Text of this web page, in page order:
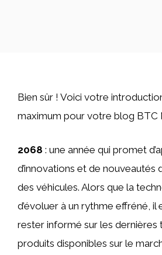
Bien sûr ! Voici votre
maximum pour votre blog BTC
2068 : une année qui promet
d’innovations et de nouveautés
des véhicules. Alors que la
d’évoluer à un rythme effréné,
rester informé sur les dernières
produits disponibles sur le